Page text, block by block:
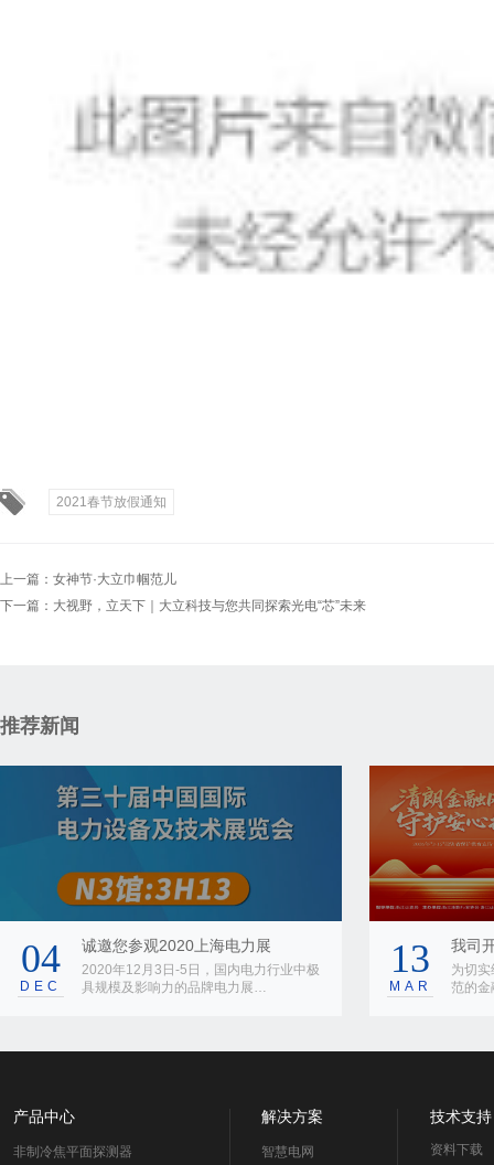
2021春节放假通知
上一篇： 女神节·大立巾帼范儿
下一篇： 大视野，立天下｜大立科技与您共同探索光电“芯”未来
推荐新闻
04
DEC
诚邀您参观2020上海电力展
2020年12月3日-5日，国内电力行业中极
具规模及影响力的品牌电力展…
13
MAR
我司
为切
范的
产品中心
非制冷焦平面探测器
解决方案
智慧电网
技术支持
资料下载